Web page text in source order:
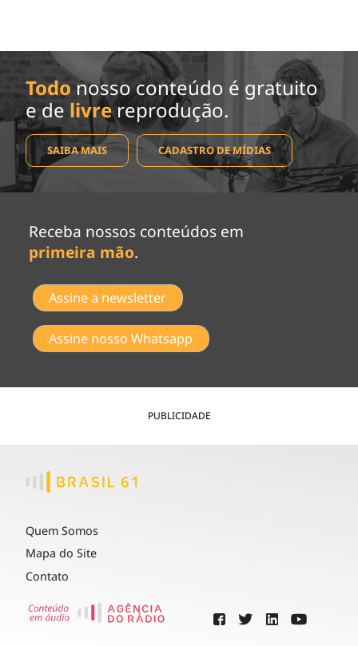
Todo nosso conteúdo é gratuito
e de livrereprodução.
SAIBA MAIS CADASTRO DE MÍDIAS
Receba nossos conteúdos em
primeira mão.
Assine a newsletter
Assine nosso Whatsapp
PUBLICIDADE
Quem Somos
Mapa do Site
Contato